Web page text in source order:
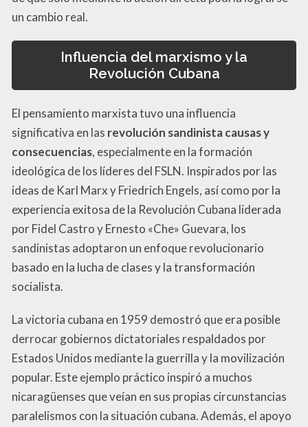
un cambio real.
Influencia del marxismo y la
Revolución Cubana
El pensamiento marxista tuvo una influencia
significativa en las revolución sandinista causas y
consecuencias, especialmente en la formación
ideológica de los líderes del FSLN. Inspirados por las
ideas de Karl Marx y Friedrich Engels, así como por la
experiencia exitosa de la Revolución Cubana liderada
por Fidel Castro y Ernesto «Che» Guevara, los
sandinistas adoptaron un enfoque revolucionario
basado en la lucha de clases y la transformación
socialista.
La victoria cubana en 1959 demostró que era posible
derrocar gobiernos dictatoriales respaldados por
Estados Unidos mediante la guerrilla y la movilización
popular. Este ejemplo práctico inspiró a muchos
nicaragüenses que veían en sus propias circunstancias
paralelismos con la situación cubana. Además, el apoyo